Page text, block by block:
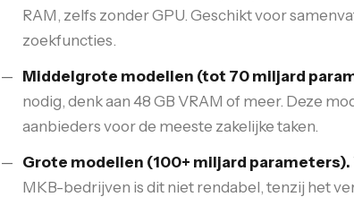
RAM, zelfs zonder GPU. Geschikt voor
zoekfuncties.
Middelgrote modellen (tot 70 miljard
nodig, denk aan 48 GB VRAM of meer. Deze
aanbieders voor de meeste zakelijke taken.
Grote modellen (100+ miljard parameters).
MKB-bedrijven is dit niet rendabel, tenzij het